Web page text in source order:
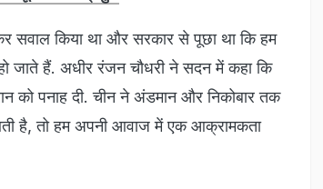
सवाल किया था और सरकार से पूछा था कि हम
जाते हैं. अधीर रंजन चौधरी ने सदन में कहा कि
को पनाह दी. चीन ने अंडमान और निकोबार तक
है, तो हम अपनी आवाज में एक आक्रामकता